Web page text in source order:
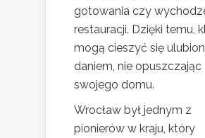
gotowania czy
restauracji. Dzięki temu,
mogą cieszyć się
daniem, nie opuszczając
swojego domu.
Wrocław był jednym z
pionierów w kraju, który